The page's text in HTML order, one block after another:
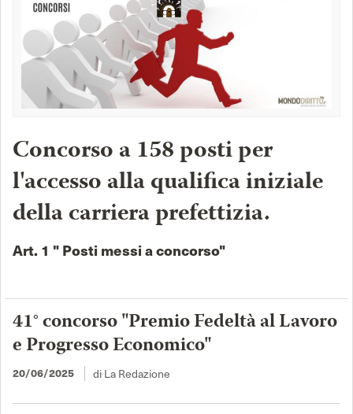
Concorso a 158 posti per
l'accesso alla qualifica iniziale
della carriera prefettizia.
Art. 1 " Posti messi a concorso"
41° concorso "Premio Fedeltà al Lavoro
e Progresso Economico"
20/06/2025 di La Redazione